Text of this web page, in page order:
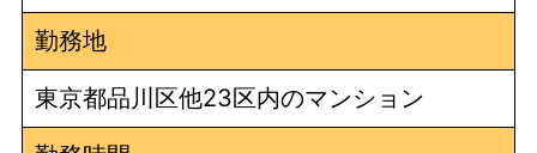
勤務地
東京都品川区他23区内のマンション